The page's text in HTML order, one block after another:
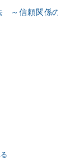
～信頼関係